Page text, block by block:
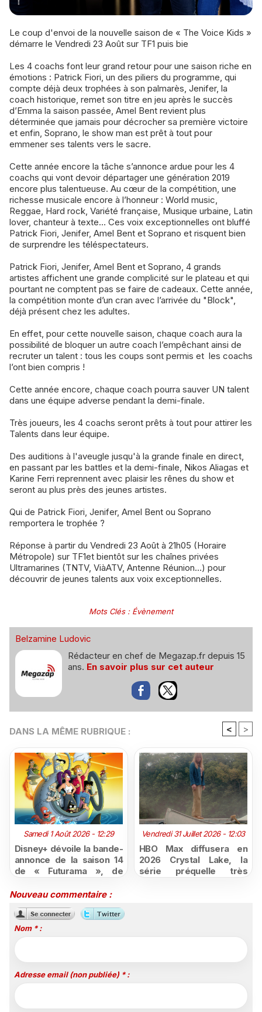
Le coup d'envoi de la nouvelle saison de « The Voice Kids »
démarre le Vendredi 23 Août sur TF1 puis bie
Les 4 coachs font leur grand retour pour une saison riche en
émotions : Patrick Fiori, un des piliers du programme, qui
compte déjà deux trophées à son palmarès, Jenifer, la
coach historique, remet son titre en jeu après le succès
d’Emma la saison passée, Amel Bent revient plus
déterminée que jamais pour décrocher sa première victoire
et enfin, Soprano, le show man est prêt à tout pour
emmener ses talents vers le sacre.
Cette année encore la tâche s’annonce ardue pour les 4
coachs qui vont devoir départager une génération 2019
encore plus talentueuse. Au cœur de la compétition, une
richesse musicale encore à l’honneur : World music,
Reggae, Hard rock, Variété française, Musique urbaine, Latin
lover, chanteur à texte… Ces voix exceptionnelles ont bluffé
Patrick Fiori, Jenifer, Amel Bent et Soprano et risquent bien
de surprendre les téléspectateurs.
Patrick Fiori, Jenifer, Amel Bent et Soprano, 4 grands
artistes affichent une grande complicité sur le plateau et qui
pourtant ne comptent pas se faire de cadeaux. Cette année,
la compétition monte d’un cran avec l’arrivée du "Block",
déjà présent chez les adultes.
En effet, pour cette nouvelle saison, chaque coach aura la
possibilité de bloquer un autre coach l’empêchant ainsi de
recruter un talent : tous les coups sont permis et les coachs
l’ont bien compris !
Cette année encore, chaque coach pourra sauver UN talent
dans une équipe adverse pendant la demi-finale.
Très joueurs, les 4 coachs seront prêts à tout pour attirer les
Talents dans leur équipe.
Des auditions à l'aveugle jusqu'à la grande finale en direct,
en passant par les battles et la demi-finale, Nikos Aliagas et
Karine Ferri reprennent avec plaisir les rênes du show et
seront au plus près des jeunes artistes.
Qui de Patrick Fiori, Jenifer, Amel Bent ou Soprano
remportera le trophée ?
Réponse à partir du Vendredi 23 Août à 21h05 (Horaire
Métropole) sur TF1et bientôt sur les chaînes privées
Ultramarines (TNTV, ViàATV, Antenne Réunion…) pour
découvrir de jeunes talents aux voix exceptionnelles.
Mots Clés: Évènement
Belzamine Ludovic
Rédacteur en chef de Megazap.fr depuis 15
ans. En savoir plus sur cet auteur
DANS LA MÊME RUBRIQUE : < >
Samedi 1 Août 2026 - 12:29
Disney+ dévoile la bande-
annonce de la saison 14
de « Futurama », de
Vendredi 31 Juillet 2026 - 12:03
HBO Max diffusera en
2026 Crystal Lake, la
série préquelle très
Nouveau commentaire :
Nom * :
Adresse email (non publiée) * :